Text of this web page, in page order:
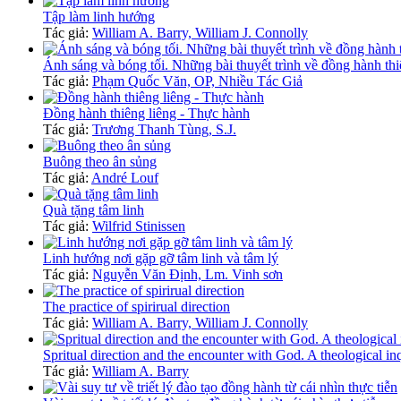
Tập làm linh hướng
Tác giả: William A. Barry, William J. Connolly
Ánh sáng và bóng tối. Những bài thuyết trình về đồng hành
Tác giả: Phạm Quốc Văn, OP, Nhiều Tác Giả
Đồng hành thiêng liêng - Thực hành
Tác giả: Trương Thanh Tùng, S.J.
Buông theo ân sủng
Tác giả: André Louf
Quà tặng tâm linh
Tác giả: Wilfrid Stinissen
Linh hướng nơi gặp gỡ tâm linh và tâm lý
Tác giả: Nguyễn Văn Định, Lm. Vinh sơn
The practice of spirirual direction
Tác giả: William A. Barry, William J. Connolly
Spritual direction and the encounter with God. A theological
Tác giả: William A. Barry